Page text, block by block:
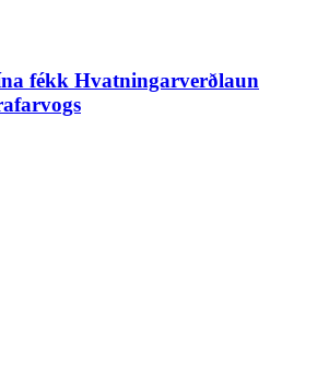
fékk Hvatningarverðlaun